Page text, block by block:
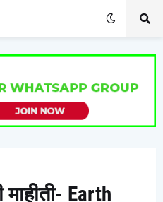
माहीती- Earth